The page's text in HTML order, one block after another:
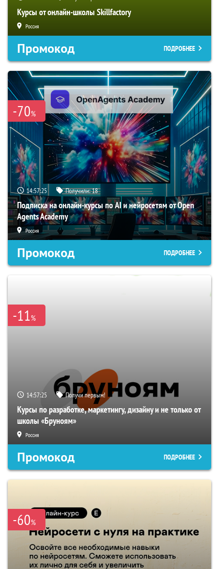
Курсы от онлайн-школы Skillfactory
Россия
Промокод ПОДРОБНЕЕ
-70%
14:57:24 Получили:18
Подписка на онлайн-курсы по AI и нейросетям от Open
Agents Academy
Россия
Промокод ПОДРОБНЕЕ
-11%
14:57:24 Получи первым!
Курсы по разработке, маркетингу, дизайну и не только от
школы «Бруноям»
Россия
Промокод ПОДРОБНЕЕ
-60%